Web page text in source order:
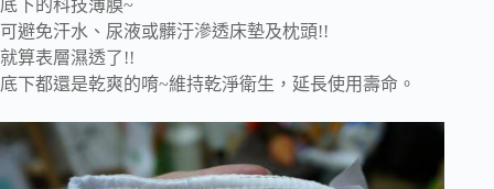
底下的科技薄膜~
可避免汗水、尿液或髒汙滲透床墊及枕頭!!
就算表層濕透了!!
底下都還是乾爽的唷~維持乾淨衛生，延長使用壽命。